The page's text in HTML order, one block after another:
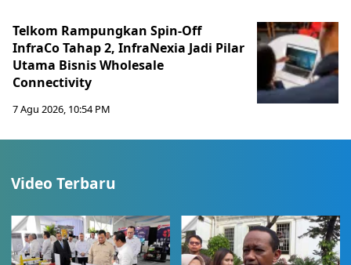
Telkom Rampungkan Spin-Off
InfraCo Tahap 2, InfraNexia Jadi Pilar
Utama Bisnis Wholesale
Connectivity
7 Agu 2026, 10:54 PM
Video Terbaru